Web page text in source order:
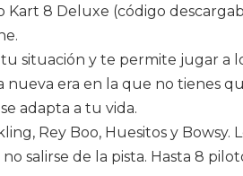
8 Deluxe (código
situación y te permite jugar a
era en la que no tienes
adapta a tu vida.
Rey Boo, Huesitos y Bowsy.
salirse de la pista. Hasta 8